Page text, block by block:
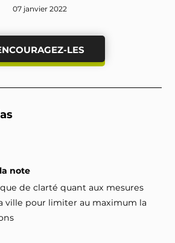
07 janvier 2022
LES
note
de clarté quant aux mesures
ville pour limiter au maximum la